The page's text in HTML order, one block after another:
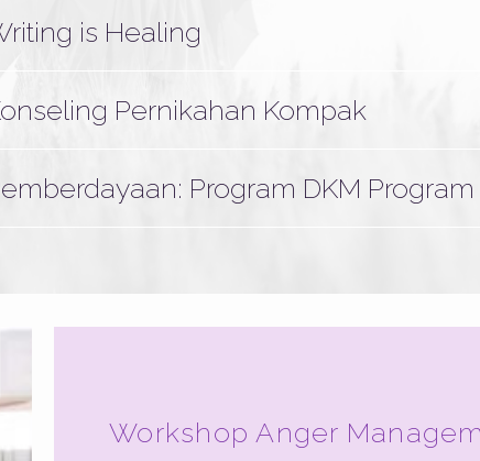
is Healing
Pernikahan Kompak
Program DKM Program
Workshop Anger